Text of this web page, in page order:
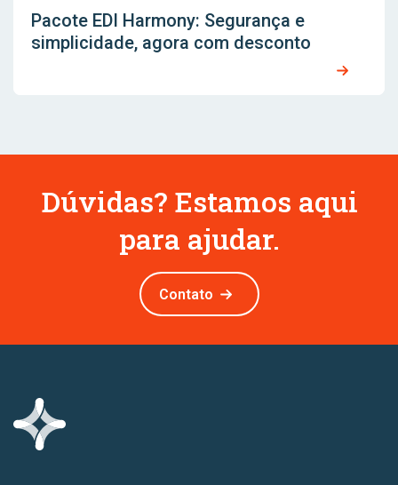
Pacote EDI Harmony: Segurança e
simplicidade, agora com desconto
Dúvidas? Estamos aqui
para ajudar.
Contato